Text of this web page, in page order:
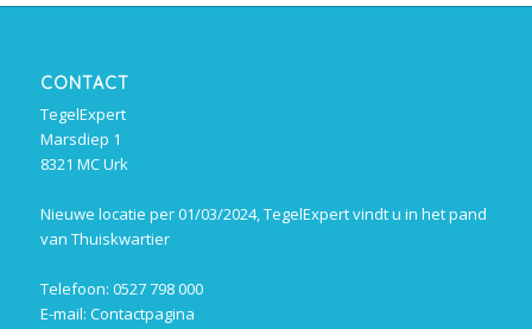
CONTACT
TegelExpert
Marsdiep 1
8321 MC Urk
Nieuwe locatie per 01/03/2024, TegelExpert vindt u in het pand
van Thuiskwartier
Telefoon: 0527 798 000
E-mail: Contactpagina